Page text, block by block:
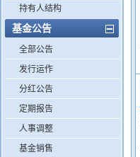
持有人结构
基金公告
全部公告
发行运作
分红公告
定期报告
人事调整
基金销售